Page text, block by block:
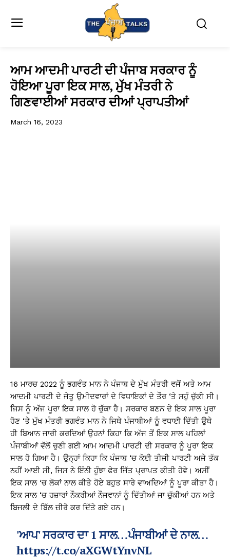
ਆਮ ਆਦਮੀ ਪਾਰਟੀ ਦੀ ਪੰਜਾਬ ਸਰਕਾਰ ਨੂੰ
ਹੋਇਆ ਪੂਰਾ ਇਕ ਸਾਲ, ਮੁੱਖ ਮੰਤਰੀ ਨੇ
ਗਿਣਵਾਈਆਂ ਸਰਕਾਰ ਦੀਆਂ ਪ੍ਰਾਪਤੀਆਂ
March 16, 2023
16 ਮਾਰਚ 2022 ਨੂੰ ਭਗਵੰਤ ਮਾਨ ਨੇ ਪੰਜਾਬ ਦੇ ਮੁੱਖ ਮੰਤਰੀ ਵਜੋਂ ਅਤੇ ਆਮ
ਆਦਮੀ ਪਾਰਟੀ ਦੇ ਜੇਤੂ ਉਮੀਦਵਾਰਾਂ ਦੇ ਵਿਧਾਇਕਾਂ ਦੇ ਤੌਰ ‘ਤੇ ਸਹੁੰ ਚੁੱਕੀ ਸੀ।
ਜਿਸ ਨੂੰ ਅੱਜ ਪੂਰਾ ਇਕ ਸਾਲ ਹੋ ਚੁੱਕਾ ਹੈ। ਸਰਕਾਰ ਬਣਨ ਦੇ ਇਕ ਸਾਲ ਪੂਰਾ
ਹੋਣ ‘ਤੇ ਮੁੱਖ ਮੰਤਰੀ ਭਗਵੰਤ ਮਾਨ ਨੇ ਜਿਥੇ ਪੰਜਾਬੀਆਂ ਨੂੰ ਵਧਾਈ ਦਿੱਤੀ ਉਥੇ
ਹੀ ਬਿਆਨ ਜਾਰੀ ਕਰਦਿਆਂ ਉਹਨਾਂ ਕਿਹਾ ਕਿ ਅੱਜ ਤੋਂ ਇਕ ਸਾਲ ਪਹਿਲਾਂ
ਪੰਜਾਬੀਆਂ ਵੱਲੋਂ ਚੁਣੀ ਗਈ ਆਮ ਆਦਮੀ ਪਾਰਟੀ ਦੀ ਸਰਕਾਰ ਨੂੰ ਪੂਰਾ ਇਕ
ਸਾਲ ਹੋ ਗਿਆ ਹੈ। ਉਨ੍ਹਾਂ ਕਿਹਾ ਕਿ ਪੰਜਾਬ ‘ਚ ਕੋਈ ਤੀਜੀ ਪਾਰਟੀ ਅਜੇ ਤੱਕ
ਨਹੀਂ ਆਈ ਸੀ, ਜਿਸ ਨੇ ਇੰਨੀ ਹੂੰਝਾ ਫੇਰ ਜਿੱਤ ਪ੍ਰਾਪਤ ਕੀਤੀ ਹੋਵੇ। ਅਸੀਂ
ਇਕ ਸਾਲ ‘ਚ ਲੋਕਾਂ ਨਾਲ ਕੀਤੇ ਹੋਏ ਬਹੁਤ ਸਾਰੇ ਵਾਅਦਿਆਂ ਨੂੰ ਪੂਰਾ ਕੀਤਾ ਹੈ।
ਇਕ ਸਾਲ ‘ਚ ਹਜ਼ਾਰਾਂ ਨੌਕਰੀਆਂ ਨੌਜਵਾਨਾਂ ਨੂੰ ਦਿੱਤੀਆਂ ਜਾ ਚੁੱਕੀਆਂ ਹਨ ਅਤੇ
ਬਿਜਲੀ ਦੇ ਬਿੱਲ ਜ਼ੀਰੋ ਕਰ ਦਿੱਤੇ ਗਏ ਹਨ।
'ਆਪ' ਸਰਕਾਰ ਦਾ 1 ਸਾਲ…ਪੰਜਾਬੀਆਂ ਦੇ ਨਾਲ…
https://t.co/aXGWtYnvNL